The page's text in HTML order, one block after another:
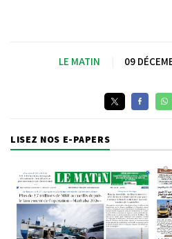
LE MATIN 09
LISEZ NOS E-PAPERS